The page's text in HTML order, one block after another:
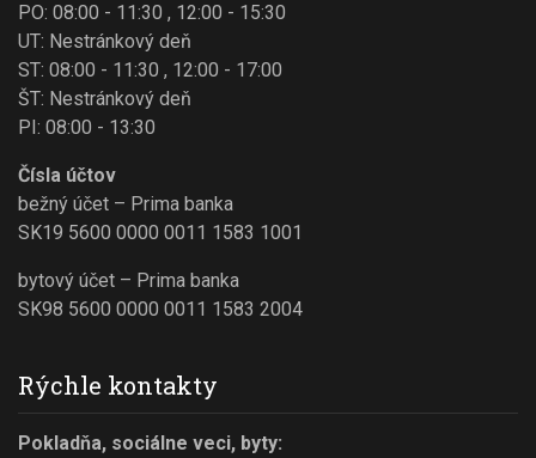
PO: 08:00 - 11:30 , 12:00 - 15:30
UT: Nestránkový deň
ST: 08:00 - 11:30 , 12:00 - 17:00
ŠT: Nestránkový deň
PI: 08:00 - 13:30
Čísla účtov
bežný účet – Prima banka
SK19 5600 0000 0011 1583 1001
bytový účet – Prima banka
SK98 5600 0000 0011 1583 2004
Rýchle kontakty
Pokladňa, sociálne veci, byty: